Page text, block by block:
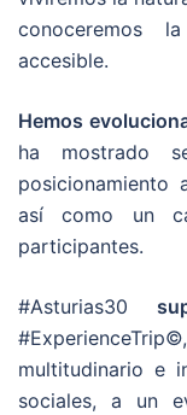
conoceremos
accesible.
Hemos
ha mostrado
posicionamiento
así como un
participantes.
#Asturias30
multitudinario e
sociales, a un